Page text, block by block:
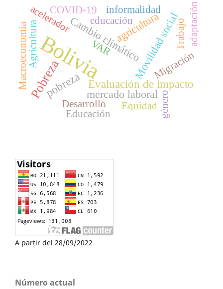
Bolivia
Pobreza
pobreza Evaluación de impacto
Cambio climático
mercado laboral
agricultura
Movilidad social
Agricultura educación
Migración
Macroeconomía
informalidad
Trabajo
Desarrollo
COVID-19
VAR
Educación género
adaptación
Equidad
acelerador
A partir del 28/09/2022
Número actual